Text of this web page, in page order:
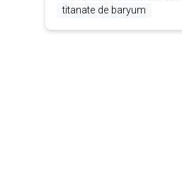
titanate de baryum